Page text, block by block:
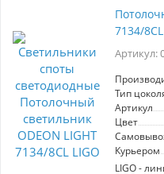
7134/
Артикул:
Тип
Артикул
Цвет
Курьером
LIGO -